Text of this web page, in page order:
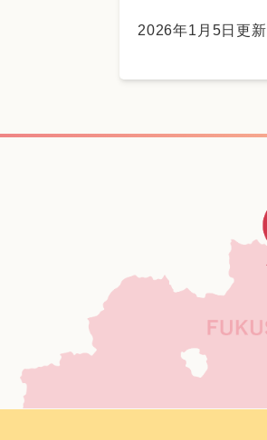
2026年1月5日更新